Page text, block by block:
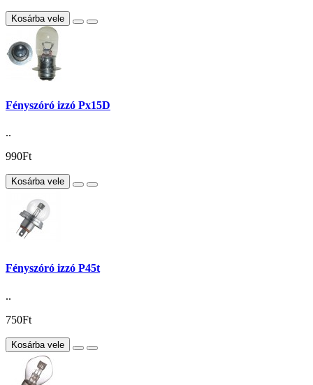
Kosárba vele
Fényszóró izzó Px15D
..
990Ft
Kosárba vele
Fényszóró izzó P45t
..
750Ft
Kosárba vele